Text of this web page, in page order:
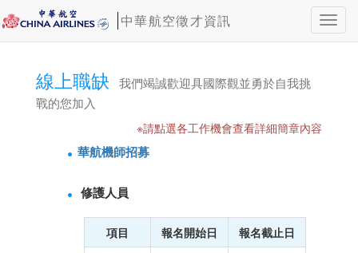
中華航空徵才資訊
線上職缺
我們竭誠歡迎具國際觀並勇於自我挑
戰的您加入
※請點選各工作機會查看詳細簡章內容
華航機師招募
修護人員
項目 報名開始日
報名截止日